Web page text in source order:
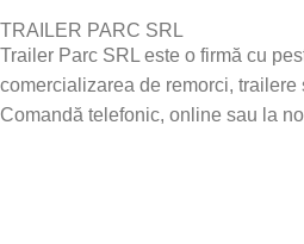
TRAILER PARC SRL
Trailer Parc SRL este o firmă cu
comercializarea de remorci, trailere
Comandă telefonic, online sau la